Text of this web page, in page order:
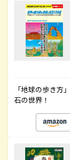
「地球の歩き方
石の世界！